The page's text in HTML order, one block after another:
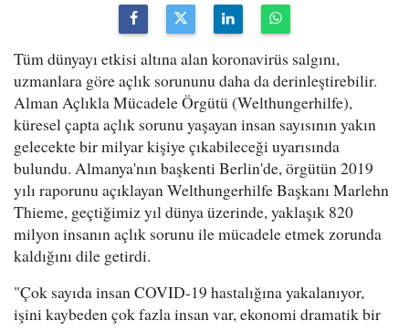
Tüm dünyayı etkisi altına alan koronavirüs salgını,
uzmanlara göre açlık sorununu daha da derinleştirebilir.
Alman Açlıkla Mücadele Örgütü (Welthungerhilfe),
küresel çapta açlık sorunu yaşayan insan sayısının yakın
gelecekte bir milyar kişiye çıkabileceği uyarısında
bulundu. Almanya'nın başkenti Berlin'de, örgütün 2019
yılı raporunu açıklayan Welthungerhilfe Başkanı Marlehn
Thieme, geçtiğimiz yıl dünya üzerinde, yaklaşık 820
milyon insanın açlık sorunu ile mücadele etmek zorunda
kaldığını dile getirdi.
"Çok sayıda insan COVID-19 hastalığına yakalanıyor,
işini kaybeden çok fazla insan var, ekonomi dramatik bir